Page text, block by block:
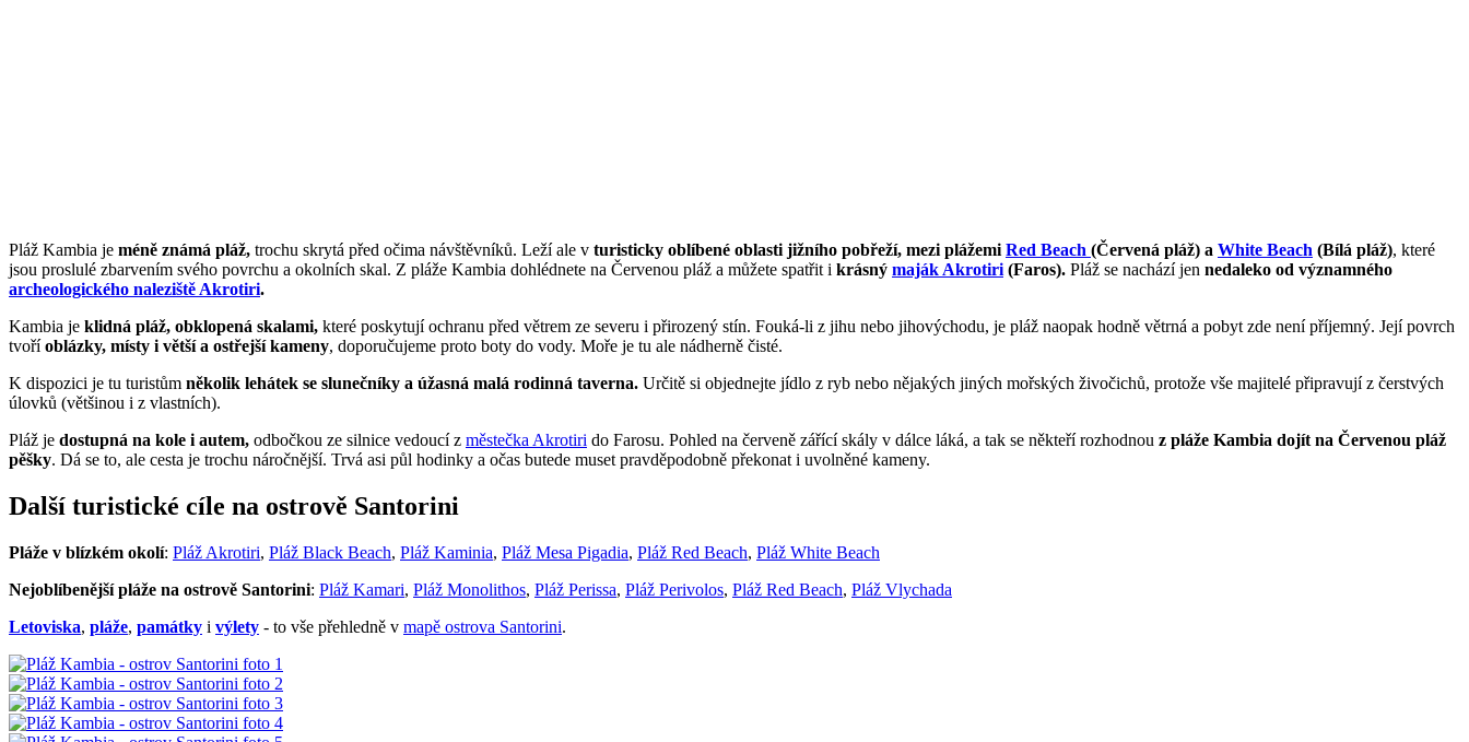
Pláž Kambia je méně známá pláž, trochu skrytá před očima návštěvníků. Leží ale v turisticky oblíbené oblasti jižního pobřeží, mezi plážemi Red Beach (Červená pláž) a White Beach (Bílá pláž), které
jsou proslulé zbarvením svého povrchu a okolních skal. Z pláže Kambia dohlédnete na Červenou pláž a můžete spatřit i krásný maják Akrotiri (Faros). Pláž se nachází jen nedaleko od významného
archeologického naleziště Akrotiri.
Kambia je klidná pláž, obklopená skalami, které poskytují ochranu před větrem ze severu i přirozený stín. Fouká-li z jihu nebo jihovýchodu, je pláž naopak hodně větrná a pobyt zde není příjemný. Její povrch
tvoříoblázky, místy i větší a ostřejší kameny, doporučujeme proto boty do vody. Moře je tu ale nádherně čisté.
K dispozici je tu turistům několik lehátek se slunečníky a úžasná malá rodinná taverna. Určitě si objednejte jídlo z ryb nebo nějakých jiných mořských živočichů, protože vše majitelé připravují z čerstvých
úlovků (většinou i z vlastních).
Pláž je dostupná na kole i autem, odbočkou ze silnice vedoucí z městečka Akrotiri do Farosu. Pohled na červeně zářící skály v dálce láká, a tak se někteří rozhodnou z pláže Kambia dojít na Červenou pláž
pěšky. Dá se to, ale cesta je trochu náročnější. Trvá asi půl hodinky a očas butede muset pravděpodobně překonat i uvolněné kameny.
Další turistické cíle na ostrově Santorini
Pláže v blízkém okolí: Pláž Akrotiri, Pláž Black Beach, Pláž Kaminia, Pláž Mesa Pigadia, Pláž Red Beach, Pláž White Beach
Nejoblíbenější pláže na ostrově Santorini: Pláž Kamari, Pláž Monolithos, Pláž Perissa, Pláž Perivolos, Pláž Red Beach, Pláž Vlychada
Letoviska, pláže, památky i výlety - to vše přehledně v mapě ostrova Santorini.